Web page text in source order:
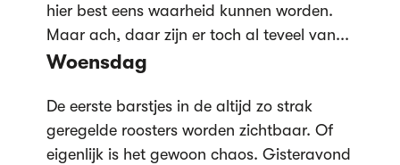
hier best eens waarheid kunnen worden.
Maar ach, daar zijn er toch al teveel van...
Woensdag
De eerste barstjes in de altijd zo strak
geregelde roosters worden zichtbaar. Of
eigenlijk is het gewoon chaos. Gisteravond